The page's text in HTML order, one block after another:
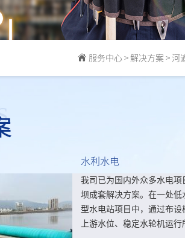
服务中心> 解决方案 > 河道
水利水电
我司已为国内外众多水电项
坝成套解决方案。在一处低
型水电站项目中，通过布设
上游水位、稳定水轮机运行